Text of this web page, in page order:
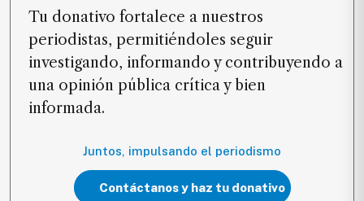
Tu donativo fortalece a nuestros
periodistas, permitiéndoles seguir
investigando, informando y contribuyendo a
una opinión pública crítica y bien
informada.
Juntos, impulsando el periodismo
Contáctanos y haz tu donativo